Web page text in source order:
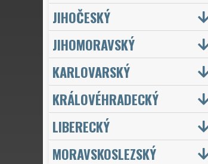
JIHOČESKÝ
JIHOMORAVSKÝ
KARLOVARSKÝ
KRÁLOVÉHRADECKÝ
LIBERECKÝ
MORAVSKOSLEZSKÝ